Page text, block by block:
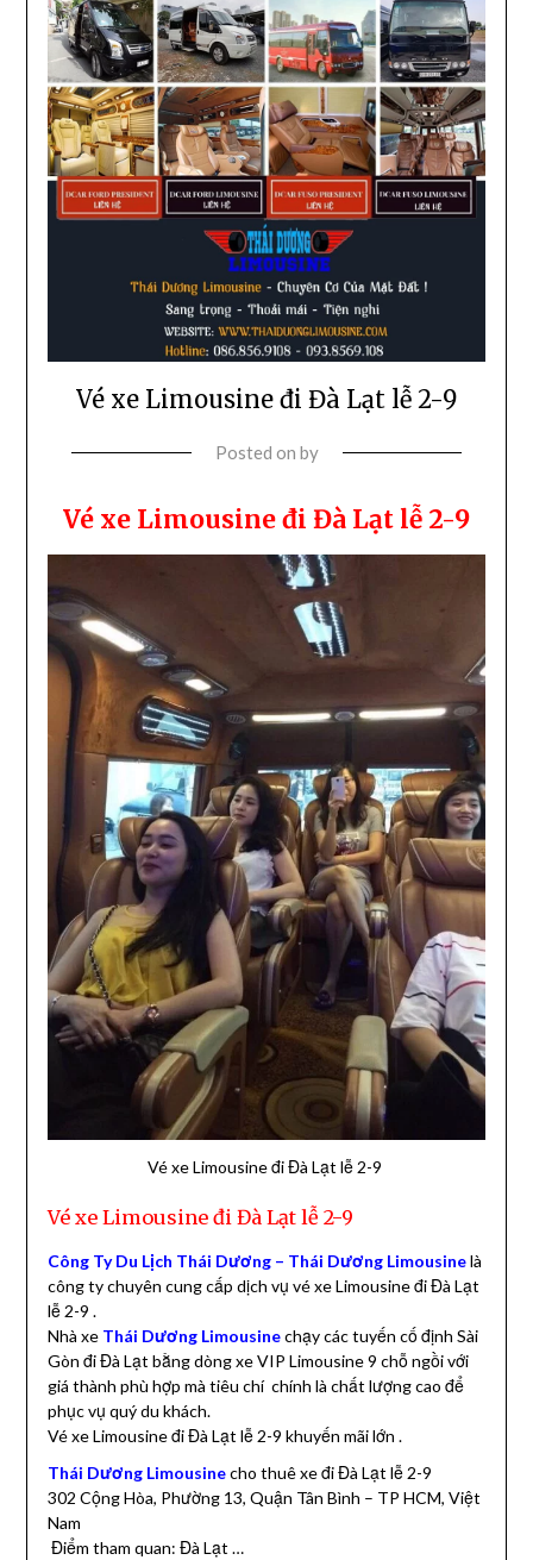
Vé xe Limousine đi Đà Lạt lễ 2-9
Posted on by
Vé xe Limousine đi Đà Lạt lễ 2-9
Vé xe Limousine đi Đà Lạt lễ 2-9
Vé xe Limousine đi Đà Lạt lễ 2-9
Công Ty Du Lịch Thái Dương – Thái Dương Limousinelà
công ty chuyên cung cấp dịch vụ vé xe Limousine đi Đà Lạt
lễ 2-9 .
Nhà xeThái Dương Limousinechạy các tuyến cố định Sài
Gòn đi Đà Lạt bằng dòng xe VIP Limousine 9 chỗ ngồi với
giá thành phù hợp mà tiêu chí chính là chất lượng cao để
phục vụ quý du khách.
Vé xe Limousine đi Đà Lạt lễ 2-9 khuyến mãi lớn .
Thái Dương Limousine cho thuê xe đi Đà Lạt lễ 2-9
302 Cộng Hòa, Phường 13, Quận Tân Bình – TP HCM, Việt
Nam
Điểm tham quan: Đà Lạt …